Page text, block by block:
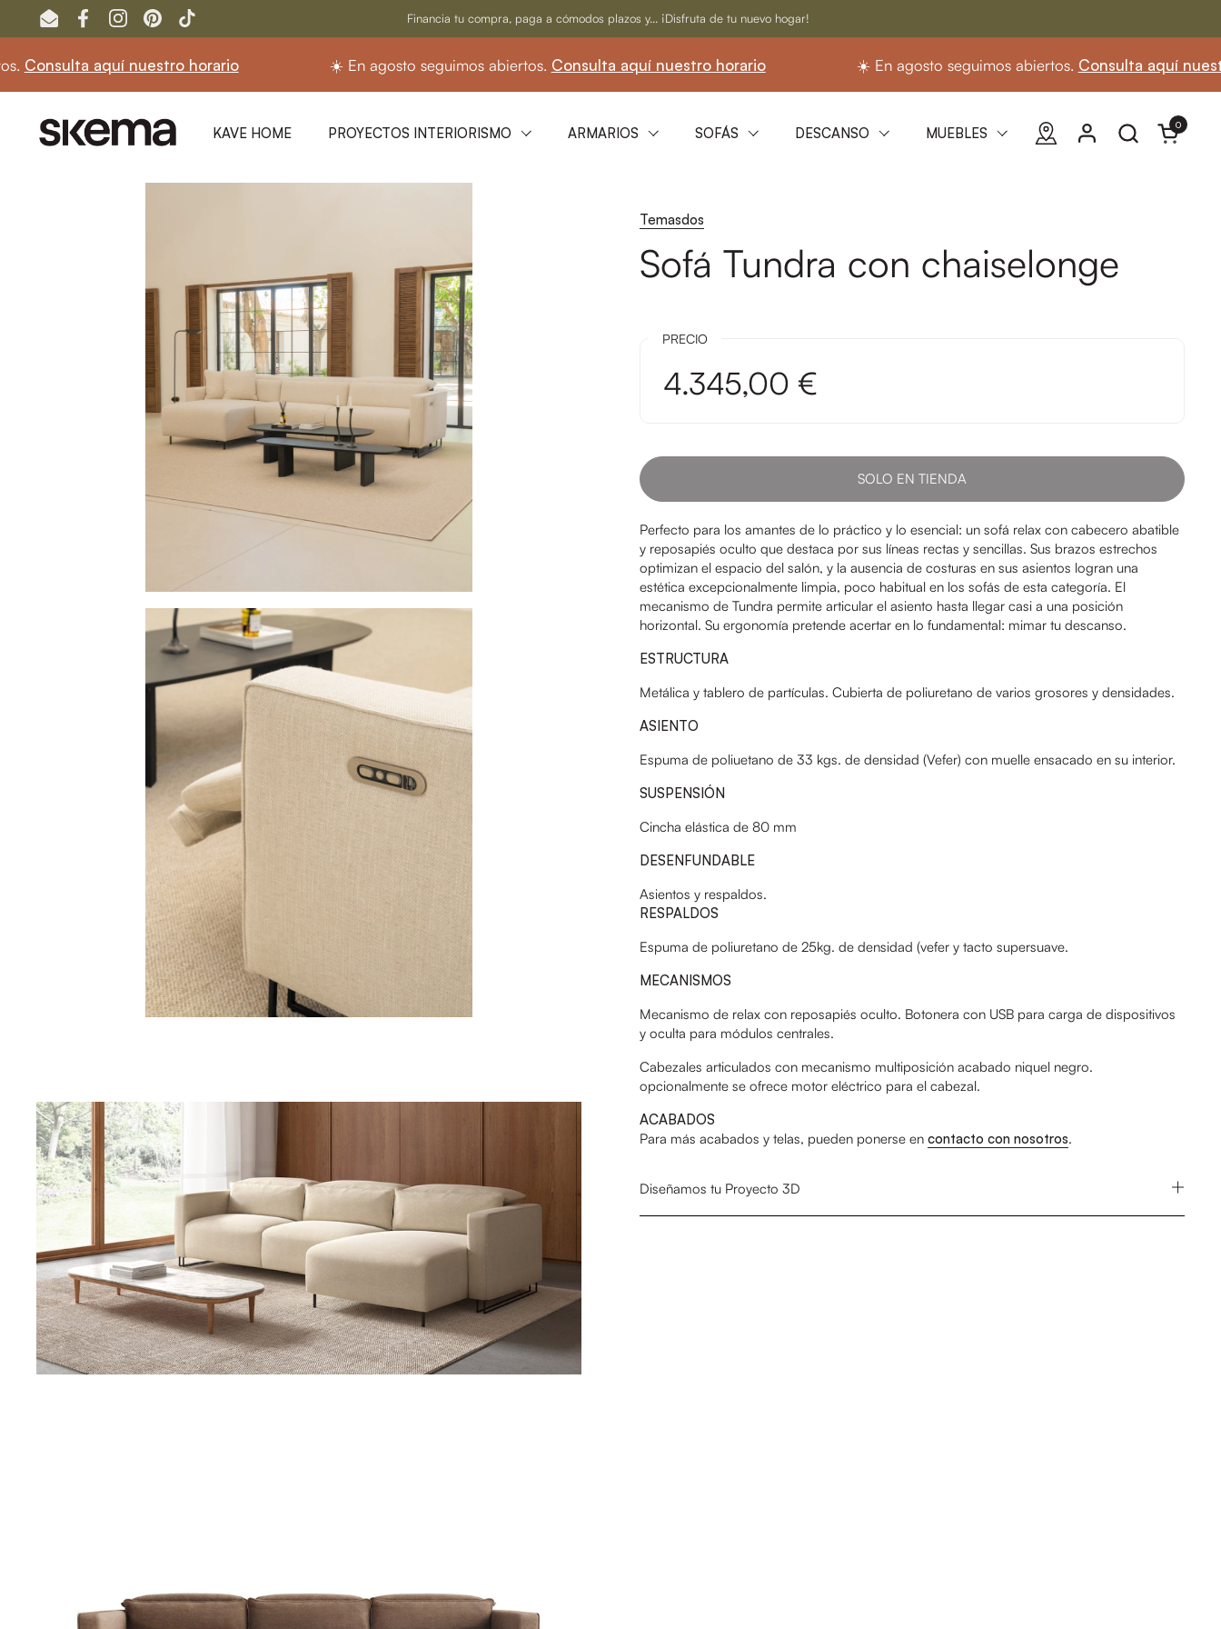
Ir al contenido
EmailFacebookInstagram
PinterestTikTok
Financia tu compra, paga a cómodos plazos y... ¡Disfruta de tu nuevo hogar!
aquí nuestro horario ☀️ En agosto seguimos abiertos.Consulta aquí nuestro horario ☀️ En agosto seguimos abiertos.Consulta aquí nuestro
Abrir
0
KAVE HOME PROYECTOS INTERIORISMO ARMARIOS SOFÁS DESCANSO MUEBLES
Temasdos
Sofá Tundra con chaiselonge
PRECIO
4.345,00 €
SOLO EN TIENDA
Perfecto para los amantes de lo práctico y lo esencial: un sofá relax con cabecero abatible
y reposapiés oculto que destaca por sus líneas rectas y sencillas. Sus brazos estrechos
optimizan el espacio del salón, y la ausencia de costuras en sus asientos logran una
estética excepcionalmente limpia, poco habitual en los sofás de esta categoría. El
mecanismo de Tundra permite articular el asiento hasta llegar casi a una posición
horizontal. Su ergonomía pretende acertar en lo fundamental: mimar tu descanso.
ESTRUCTURA
Metálica y tablero de partículas. Cubierta de poliuretano de varios grosores y densidades.
ASIENTO
Espuma de poliuetano de 33 kgs. de densidad (Vefer) con muelle ensacado en su interior.
SUSPENSIÓN
Cincha elástica de 80 mm
DESENFUNDABLE
Asientos y respaldos.
RESPALDOS
Espuma de poliuretano de 25kg. de densidad (vefer y tacto supersuave.
MECANISMOS
Mecanismo de relax con reposapiés oculto. Botonera con USB para carga de dispositivos
y oculta para módulos centrales.
Cabezales articulados con mecanismo multiposición acabado niquel negro.
opcionalmente se ofrece motor eléctrico para el cabezal.
ACABADOS
Para más acabados y telas, pueden ponerse en contacto con nosotros.
Diseñamos tu Proyecto 3D